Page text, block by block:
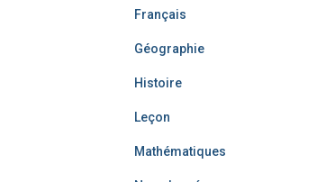
Français
Géographie
Histoire
Leçon
Mathématiques